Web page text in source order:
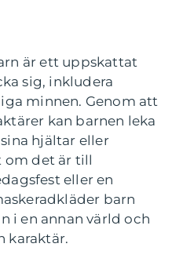
är ett uppskattat
sig, inkludera
minnen. Genom att
kan barnen leka
hjältar eller
om det är till
eller en
barn
i en annan värld och
karaktär.